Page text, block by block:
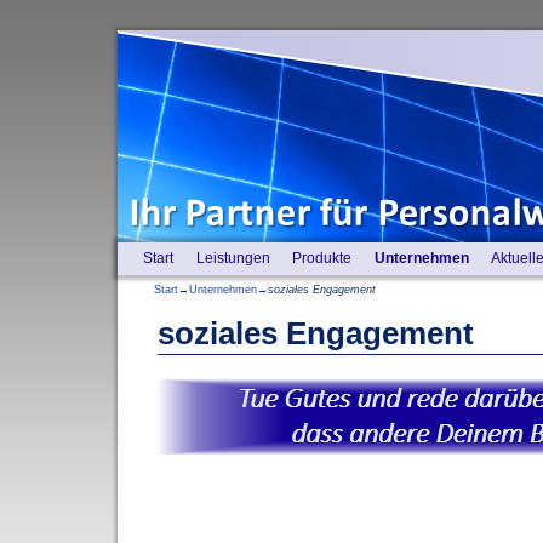
Start Leistungen Produkte Unternehmen
Start→ Unternehmen→ soziales Engagement
soziales Engagement